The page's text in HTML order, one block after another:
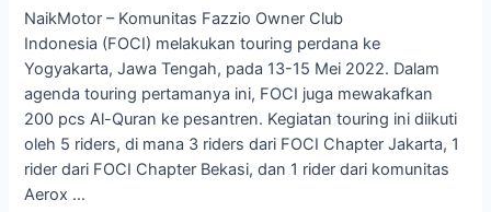
NaikMotor – Komunitas Fazzio Owner Club
Indonesia (FOCI) melakukan touring perdana ke
Yogyakarta, Jawa Tengah, pada 13-15 Mei 2022. Dalam
agenda touring pertamanya ini, FOCI juga mewakafkan
200 pcs Al-Quran ke pesantren. Kegiatan touring ini diikuti
oleh 5 riders, di mana 3 riders dari FOCI Chapter Jakarta, 1
rider dari FOCI Chapter Bekasi, dan 1 rider dari komunitas
Aerox …
Quran